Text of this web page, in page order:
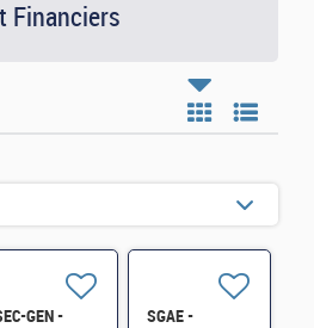
Financiers
GEN -
SGAE -